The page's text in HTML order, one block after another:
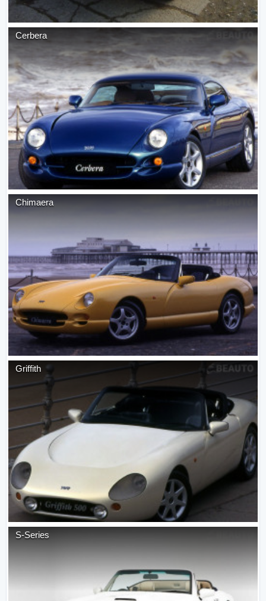
Cerbera
Chimaera
Griffith
S-Series